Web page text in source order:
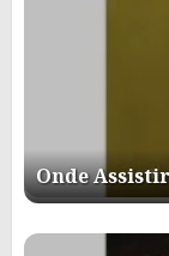
Onde